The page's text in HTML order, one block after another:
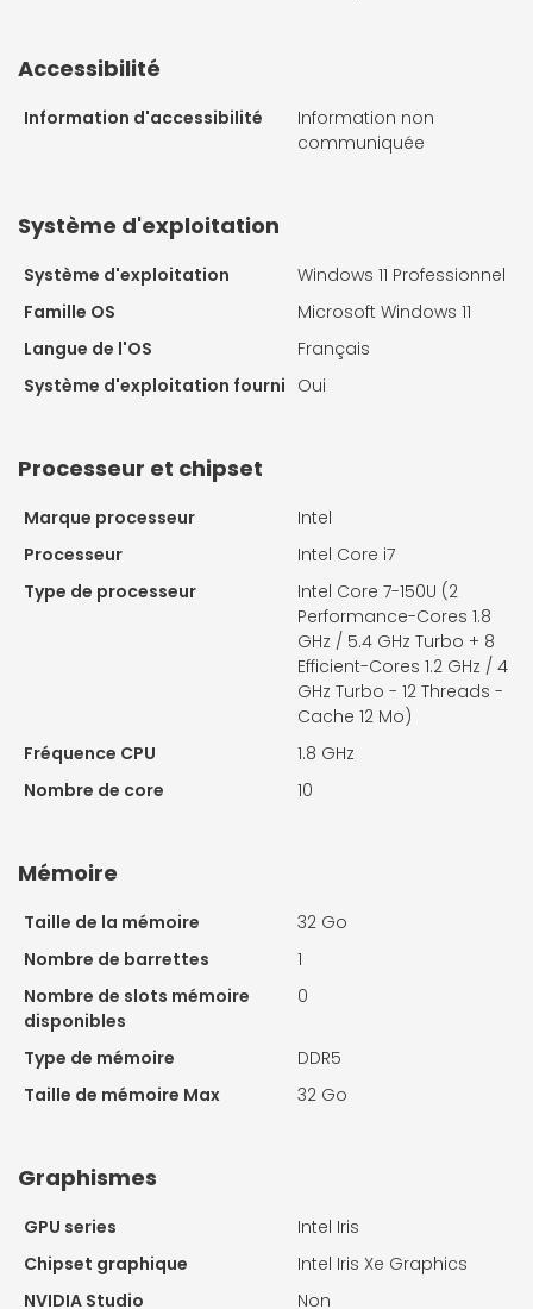
Accessibilité
Information d'accessibilité
Information non
communiquée
Système d'exploitation
Système d'exploitation
Windows 11 Professionnel
Famille OS
Microsoft Windows 11
Langue de l'OS
Français
Système d'exploitation fourni Oui
Processeur et chipset
Marque processeur
Intel
Processeur
Intel Core i7
Type de processeur
Intel Core 7-150U (2
Performance-Cores 1.8
GHz / 5.4 GHz Turbo + 8
Efficient-Cores 1.2 GHz / 4
GHz Turbo - 12 Threads -
Cache 12 Mo)
Fréquence CPU
1.8 GHz
Nombre de core
10
Mémoire
Taille de la mémoire
32 Go
Nombre de barrettes
1
Nombre de slots mémoire
disponibles
0
Type de mémoire
DDR5
Taille de mémoire Max
32 Go
Graphismes
GPU series
Intel Iris
Chipset graphique
Intel Iris Xe Graphics
NVIDIA Studio
Non